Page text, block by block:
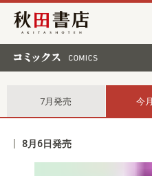
秋田書店
7月発売 今
8月6日発売